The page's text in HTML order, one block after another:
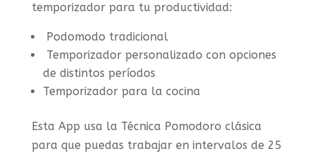
temporizador para tu productividad:
Podomodo tradicional
Temporizador personalizado con opciones
de distintos períodos
Temporizador para la cocina
Esta App usa la Técnica Pomodoro clásica
para que puedas trabajar en intervalos de 25